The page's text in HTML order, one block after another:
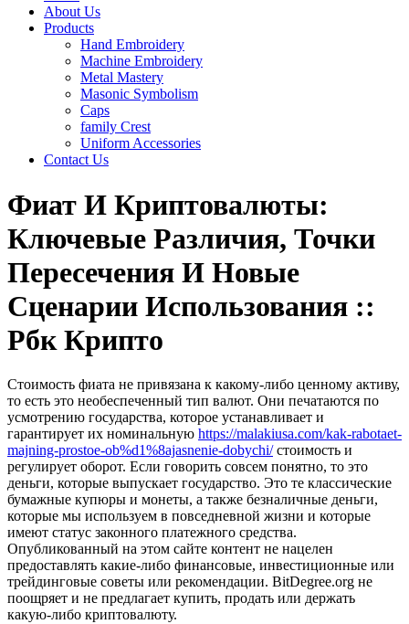
About Us
Products
Hand Embroidery
Machine Embroidery
Metal Mastery
Masonic Symbolism
Caps
family Crest
Uniform Accessories
Contact Us
Фиат И Криптовалюты:
Ключевые Различия, Точки
Пересечения И Новые
Сценарии Использования ::
Рбк Крипто
Стоимость фиата не привязана к какому-либо ценному активу,
то есть это необеспеченный тип валют. Они печатаются по
усмотрению государства, которое устанавливает и
гарантирует их номинальную https://malakiusa.com/kak-rabotaet-
majning-prostoe-ob%d1%8ajasnenie-dobychi/стоимость и
регулирует оборот. Если говорить совсем понятно, то это
деньги, которые выпускает государство. Это те классические
бумажные купюры и монеты, а также безналичные деньги,
которые мы используем в повседневной жизни и которые
имеют статус законного платежного средства.
Опубликованный на этом сайте контент не нацелен
предоставлять какие-либо финансовые, инвестиционные или
трейдинговые советы или рекомендации. BitDegree.org не
поощряет и не предлагает купить, продать или держать
какую-либо криптовалюту.